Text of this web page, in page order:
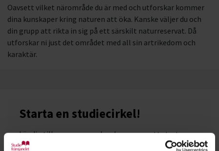
Oavsett vilket närområde du är med och utforskar kommer
dina kunskaper kring naturen att öka. Kanske väljer du och
din grupp att rikta in sig på ett särskilt naturreservat. Då
utforskar ni just det området med all sin artrikedom och
karaktär.
Starta en studiecirkel!
Lär dig tillsammans med andra genom att starta en
studiecirkel hos Studiefrämjandet.